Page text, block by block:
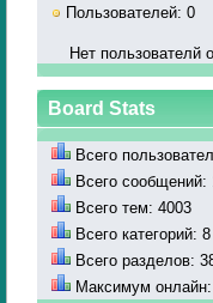
Пользователей: 0
Нет пользователй
Board Stats
Всего
Всего сообщений:
Всего тем: 4003
Всего категорий: 8
Всего разделов:
Максимум онлайн: